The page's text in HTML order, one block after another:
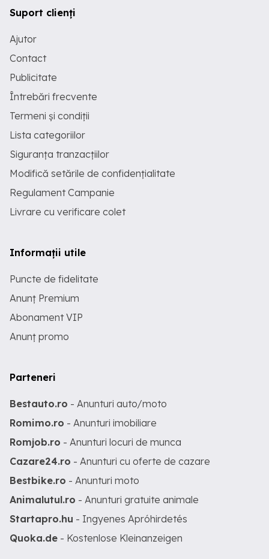
Suport clienți
Ajutor
Contact
Publicitate
Întrebări frecvente
Termeni și condiții
Lista categoriilor
Siguranța tranzacțiilor
Modifică setările de confidențialitate
Regulament Campanie
Livrare cu verificare colet
Informații utile
Puncte de fidelitate
Anunț Premium
Abonament VIP
Anunț promo
Parteneri
Bestauto.ro - Anunturi auto/moto
Romimo.ro - Anunturi imobiliare
Romjob.ro - Anunturi locuri de munca
Cazare24.ro - Anunturi cu oferte de cazare
Bestbike.ro - Anunturi moto
Animalutul.ro - Anunturi gratuite animale
Startapro.hu - Ingyenes Apróhirdetés
Quoka.de - Kostenlose Kleinanzeigen